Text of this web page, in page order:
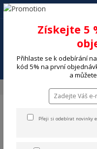
+420 602 494 600
Získejte 5
Přihlaste se k odebírání
kód 5% na první
a
Přeji si odebírat novinky